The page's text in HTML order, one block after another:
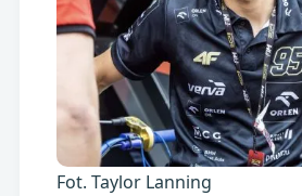
Fot. Taylor Lanning